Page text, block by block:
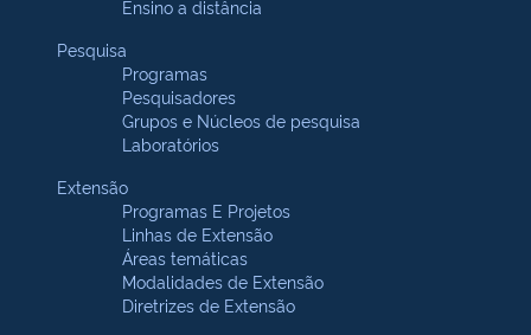
Ensino a distância
Pesquisa
Programas
Pesquisadores
Grupos e Núcleos de pesquisa
Laboratórios
Extensão
Programas E Projetos
Linhas de Extensão
Áreas temáticas
Modalidades de Extensão
Diretrizes de Extensão